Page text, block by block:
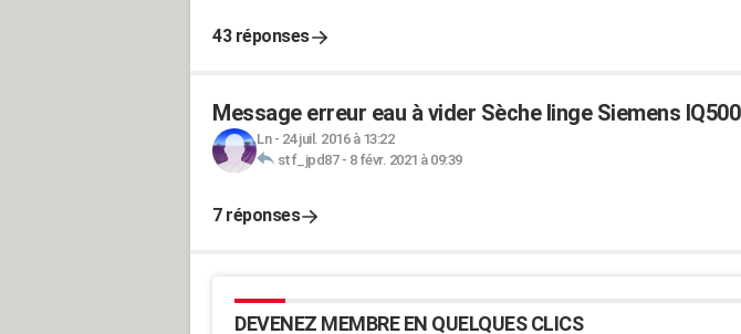
43 réponses
Message erreur eau à vider Sèche linge Siemens IQ500
Ln- 24 juil. 2016 à 13:22
stf_jpd87- 8 févr. 2021 à 09:39
7 réponses
DEVENEZ MEMBRE EN QUELQUES CLICS